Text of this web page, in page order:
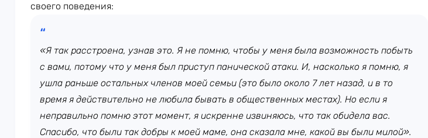
своего поведения:
«Я так расстроена, узнав это. Я не помню, чтобы у меня была возможность побыть
с вами, потому что у меня был приступ панической атаки. И, насколько я помню, я
ушла раньше остальных членов моей семьи (это было около 7 лет назад, и в то
время я действительно не любила бывать в общественных местах). Но если я
неправильно помню этот момент, я искренне извиняюсь, что так обидела вас.
Спасибо, что были так добры к моей маме, она сказала мне, какой вы были милой».